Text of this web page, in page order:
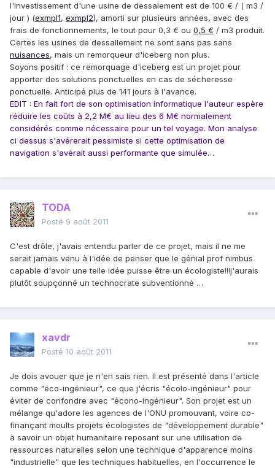
l'investissement d'une usine de dessalement est de 100 € / ( m3 /
jour ) (exmpl1, exmpl2), amorti sur plusieurs années, avec des
frais de fonctionnements, le tout pour 0,3 € ou 0,5 € / m3 produit.
Certes les usines de dessallement ne sont sans pas sans
nuisances, mais un remorqueur d'iceberg non plus.
Soyons positif : ce remorquage d'iceberg est un projet pour
apporter des solutions ponctuelles en cas de sécheresse
ponctuelle. Anticipé plus de 141 jours à l'avance.
EDIT : En fait fort de son optimisation informatique l'auteur espère
réduire les coûts à 2,2 M€ au lieu des 6 M€ normalement
considérés comme nécessaire pour un tel voyage. Mon analyse
ci dessus s'avérerait pessimiste si cette optimisation de
navigation s'avérait aussi performante que simulée…
TODA
Posté 9 août 2011
C'est drôle, j'avais entendu parler de ce projet, mais il ne me
serait jamais venu à l'idée de penser que le génial prof nimbus
capable d'avoir une telle idée puisse être un écologiste!!!j'aurais
plutôt soupçonné un technocrate subventionné …
xavdr
Posté 10 août 2011
Je dois avouer que je n'en sais rien. Il est présenté dans l'article
comme "éco-ingénieur", ce que j'écris "écolo-ingénieur" pour
éviter de confondre avec "écono-ingénieur". Son projet est un
mélange qu'adore les agences de l'ONU promouvant, voire co-
finançant moults projets écologistes de "développement durable"
à savoir un objet humanitaire reposant sur une utilisation de
ressources naturelles selon une technique d'apparence moins
"industrielle" que les techniques habituelles, en l'occurrence le